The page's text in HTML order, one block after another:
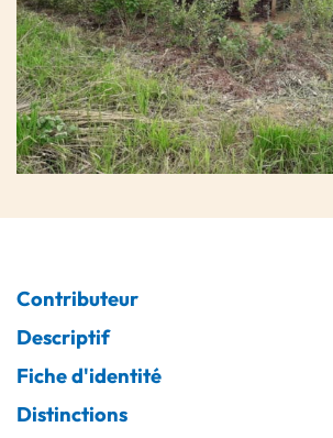
Contributeur
Descriptif
Fiche d'identité
Distinctions